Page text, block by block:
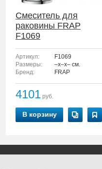
Смеситель для
раковины FRAP
F1069
Артикул:
F1069
Размеры:
–x–x– см.
Бренд:
FRAP
4101 руб.
В корзину